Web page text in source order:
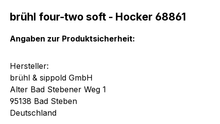
brühl four-two soft - Hocker 68861
Angaben zur Produktsicherheit:
Hersteller:
brühl & sippold GmbH
Alter Bad Stebener Weg 1
95138 Bad Steben
Deutschland